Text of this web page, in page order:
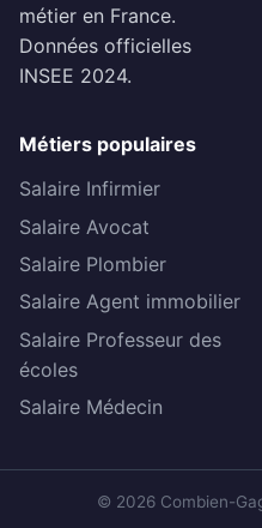
métier en France.
Données officielles
INSEE 2024.
Métiers populaires
Salaire Infirmier
Salaire Avocat
Salaire Plombier
Salaire Agent immobilier
Salaire Professeur des
écoles
Salaire Médecin
© 2026 Combien-